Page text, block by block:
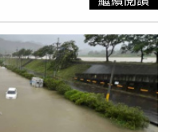
高的車輛，與一般人印象
面有所落差，也讓他開始
的真實經濟能力。原PO
萬至4000萬元之間，
車款。（示意圖／取自
。不少網友認為相較於車
是有錢的人，越懂得低